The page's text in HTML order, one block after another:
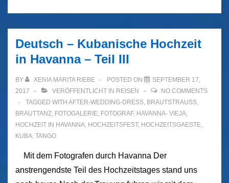
Deutsch – Kubanische Hochzeit
in Havanna – Teil III
BY XENIA MARITA RIEBE POSTED ON
SEPTEMBER 17,
2017
VERÖFFENTLICHT IN REISEN
NO COMMENTS
TAGGED WITH AFTER-WEDDING-DRESS, BRAUTSTRAUSS,
BRAUTTANZ, FOTOGALERIE, FOTOGRAF, HAVANNA- VIEJA,
HOCHZEIT IN HAVANNA, HOCHZEITSFEST, HOCHZEITSGAESTE,
KUBA, TANGO
Mit dem Fotografen durch Havanna Der
anstrengendste Teil des Hochzeitstages stand uns